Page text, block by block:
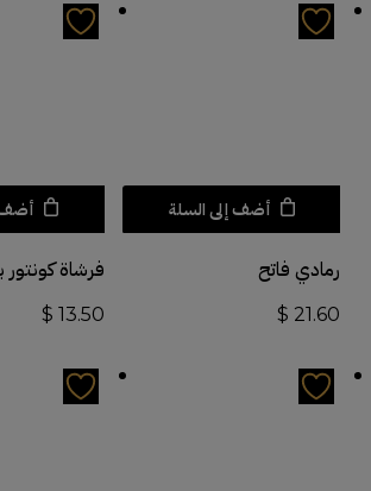
أضف إلى السلة
رمادي فاتح
$ 21.60
أضف
فرشاة كونتور
$ 13.50